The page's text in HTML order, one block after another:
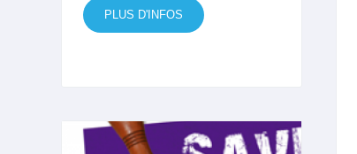
PLUS D'INFOS